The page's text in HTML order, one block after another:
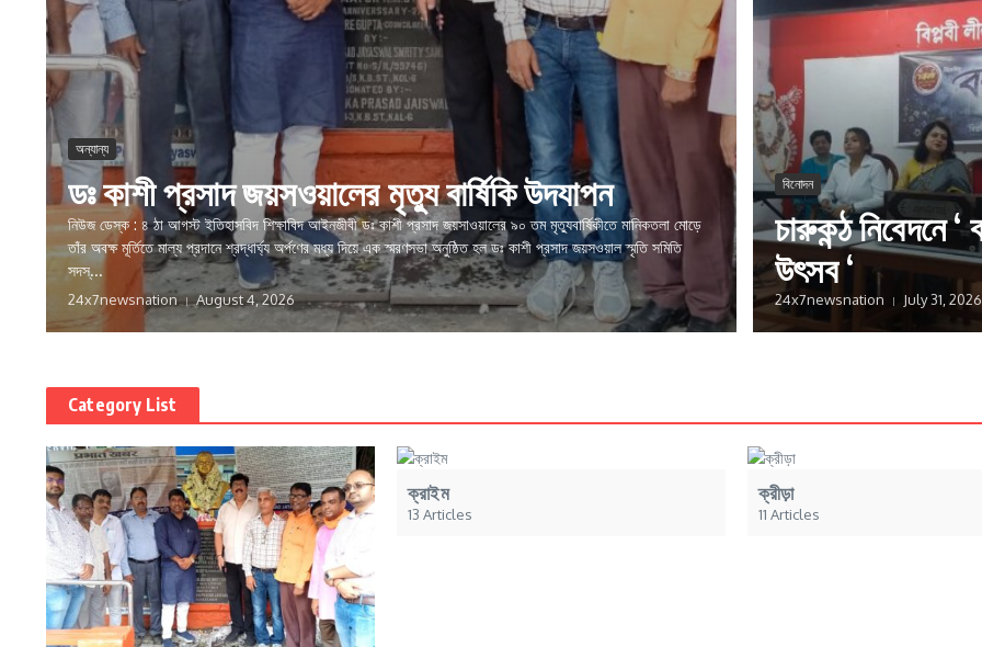
অন্যান্য
ডঃ কাশী প্রসাদ জয়সওয়ালের মৃত্যু বার্ষিকি উদযাপন
নিউজ ডেস্ক : ৪ ঠা আগস্ট ইতিহাসবিদ শিক্ষাবিদ আইনজীবী ডঃ কাশী প্রসাদ জয়সাওয়ালের ৯০ তম মৃত্যুবার্ষিকীতে মানিকতলা মোড়ে
তাঁর অবক্ষ মূর্তিতে মাল্য প্রদানে শ্রদ্ধার্ঘ্য অর্পণের মধ্য দিয়ে এক স্মরণসভা অনুষ্ঠিত হল ডঃ কাশী প্রসাদ জয়সওয়াল স্মৃতি সমিতি
সদস্...
24x7newsnation August 4, 2026
বিনোদন
চারুকন্ঠ নিবেদনে ‘
উৎসব ‘
24x7newsnation July 31, 2026
Category List
ক্রাইম
13 Articles
ক্রীড়া
11 Articles